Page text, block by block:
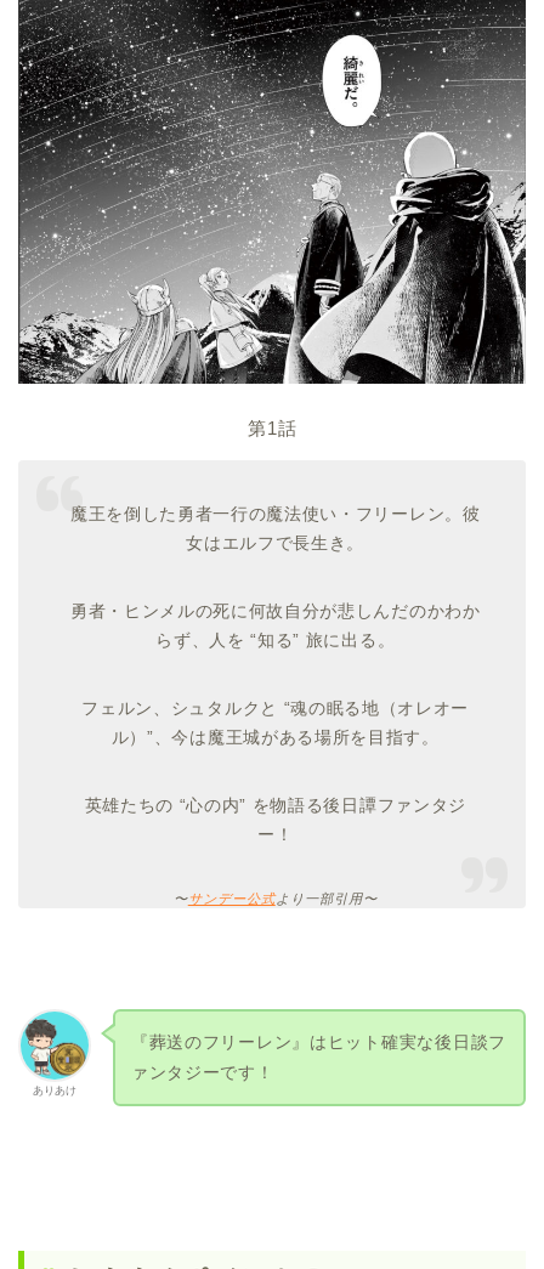
第1話
魔王を倒した勇者一行の魔法使い・フリーレン。彼
女はエルフで長生き。
勇者・ヒンメルの死に何故自分が悲しんだのかわか
らず、人を “知る” 旅に出る。
フェルン、シュタルクと “魂の眠る地（オレオー
ル）”、今は魔王城がある場所を目指す。
英雄たちの “心の内” を物語る後日譚ファンタジ
ー！
〜サンデー公式より一部引用〜
ありあけ
『葬送のフリーレン』はヒット確実な後日談フ
ァンタジーです！